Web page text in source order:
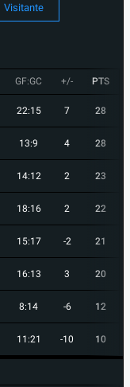
Visitante
GF:GC +/- PTS
22:15 7 28
13:9 4 28
14:12 2 23
18:16 2 22
15:17 -2 21
16:13 3 20
8:14 -6 12
11:21 -10 10